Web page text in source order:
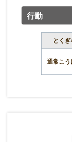
行動
とくぎ
通常こう